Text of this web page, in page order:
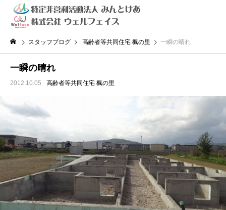
スタッフブログ 高齢者等共同住宅 楓の里 一瞬の晴れ
一瞬の晴れ
2012.10.05 高齢者等共同住宅 楓の里